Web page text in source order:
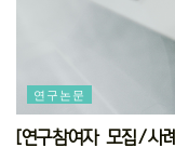
연구논문
[연구참여자 모집/사